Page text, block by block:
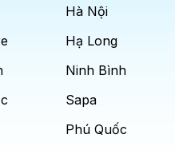
Hà Nội
Hạ Long
Ninh Bình
Sapa
Phú Quốc